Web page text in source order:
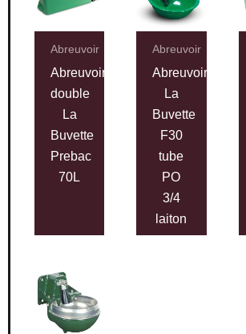
Abreuvoir
Abreuvoir
double
La
Buvette
Prebac
70L
Abreuvoir
Abreuvoir
La
Buvette
F30
tube
PO
3/4
laiton